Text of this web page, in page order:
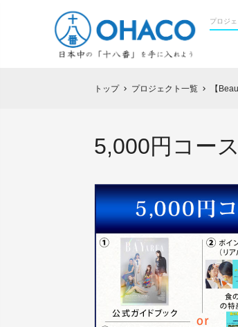
トップ chevron_right プロジェクト一覧 chevron_right 【
5,000円コース